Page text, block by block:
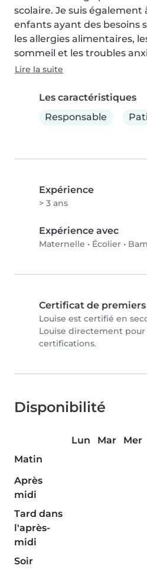
scolaire. Je suis également
enfants ayant des besoins
les allergies alimentaires,
sommeil et les troubles
Lire la suite
Les caractéristiques
Responsable
Expérience
> 3 ans
Expérience avec
Maternelle • Écolier •
Certificat de premiers
Louise est certifié en
Louise directement
certifications.
Disponibilité
Lun Mar Mer
Matin
Après
midi
Tard dans
l'après-
midi
Soir